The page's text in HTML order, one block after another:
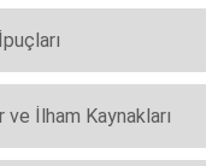
ve İlham Kaynakları